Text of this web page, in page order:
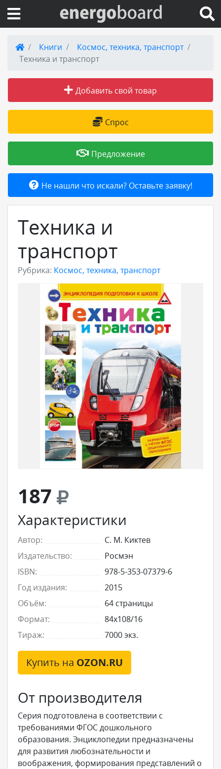
Вход на сайт
Публикации
Товары и услуги
Добавить товар или услугу
Книги
Космос, техника, транспорт
Техника и транспорт
Добавить свой товар
Спрос
Предложение
Не нашли что искали? Оставьте заявку!
Техника и
транспорт
Рубрика: Космос, техника, транспорт
187
Характеристики
Автор:
С. М. Киктев
Издательство:
Росмэн
ISBN:
978-5-353-07379-6
Год издания:
2015
Объём:
64 страницы
Формат:
84x108/16
Тираж:
7000 экз.
Купить на OZON.RU
От производителя
Серия подготовлена в соответствии с
требованиями ФГОС дошкольного
образования. Энциклопедии предназначены
для развития любознательности и
воображения, формирования представлений о